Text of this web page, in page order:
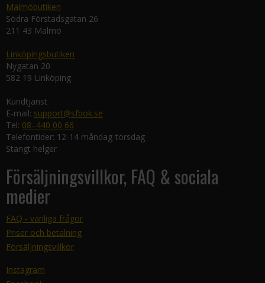
Malmöbutiken
Södra Förstadsgatan 26
211 43 Malmö
Linköpingsbutiken
Nygatan 20
582 19 Linköping
Kundtjänst
E-mail: support@sfbok.se
Tel: 08–440 00 66
Telefontider: 12-14 måndag-torsdag
Stängt helger
Försäljningsvillkor, FAQ & sociala
medier
FAQ - vanliga frågor
Priser och betalning
Försäljningsvillkor
Instagram